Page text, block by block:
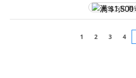
满 $1,500 再
1 2 3 4